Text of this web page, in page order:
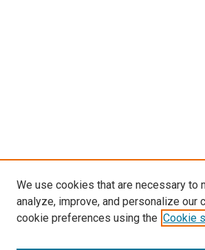
We use cookies that are necessary to
analyze, improve, and personalize our
cookie preferences using the Cookie